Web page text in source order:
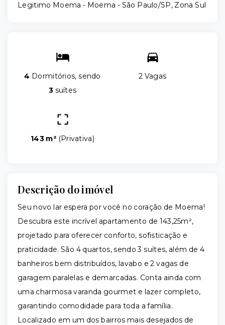
Legitimo Moema - Moema - São Paulo/SP, Zona Sul
4 Dormitórios, sendo
3suítes
2 Vagas
143 m² (Privativa)
Descrição do imóvel
Seu novo lar espera por você no coração de Moema!
Descubra este incrível apartamento de 143,25m²,
projetado para oferecer conforto, sofisticação e
praticidade. São 4 quartos, sendo 3 suítes, além de 4
banheiros bem distribuídos, lavabo e 2 vagas de
garagem paralelas e demarcadas. Conta ainda com
uma charmosa varanda gourmet e lazer completo,
garantindo comodidade para toda a família.
Localizado em um dos bairros mais desejados de